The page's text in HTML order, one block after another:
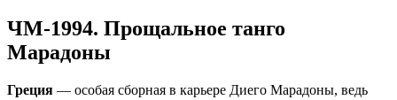
ЧМ-1994. Прощальное танго
Марадоны
Греция — особая сборная в карьере Диего Марадоны, ведь